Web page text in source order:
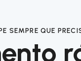
SEMPRE QUE